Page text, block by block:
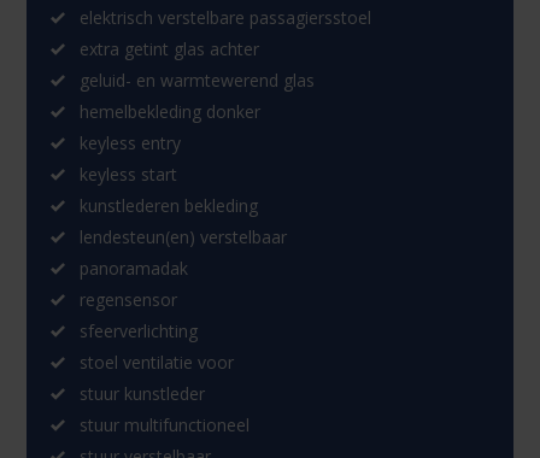
elektrisch verstelbare passagiersstoel
extra getint glas achter
geluid- en warmtewerend glas
hemelbekleding donker
keyless entry
keyless start
kunstlederen bekleding
lendesteun(en) verstelbaar
panoramadak
regensensor
sfeerverlichting
stoel ventilatie voor
stuur kunstleder
stuur multifunctioneel